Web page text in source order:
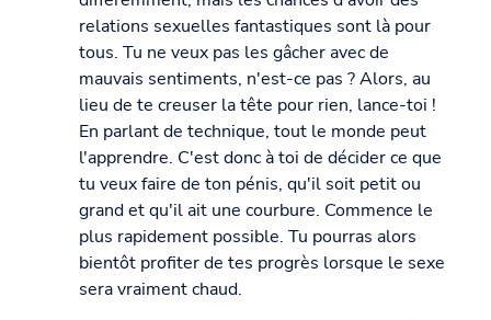
relations sexuelles fantastiques sont là pour
tous. Tu ne veux pas les gâcher avec de
mauvais sentiments, n'est-ce pas ? Alors, au
lieu de te creuser la tête pour rien, lance-toi !
En parlant de technique, tout le monde peut
l'apprendre. C'est donc à toi de décider ce que
tu veux faire de ton pénis, qu'il soit petit ou
grand et qu'il ait une courbure. Commence le
plus rapidement possible. Tu pourras alors
bientôt profiter de tes progrès lorsque le sexe
sera vraiment chaud.